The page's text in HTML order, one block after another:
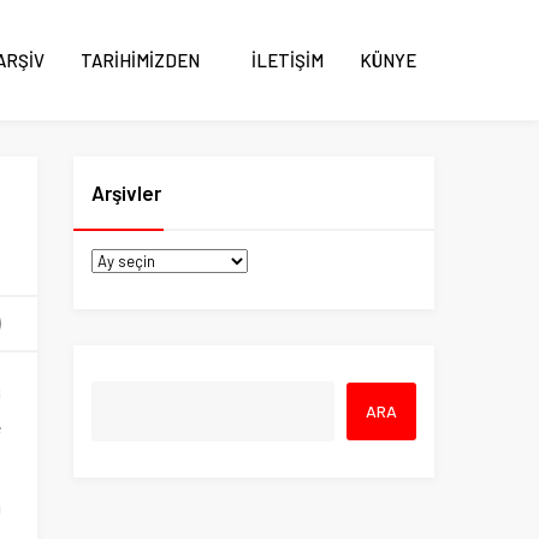
TARİHİMİZDEN İLETİŞİM KÜNYE
Arşivler